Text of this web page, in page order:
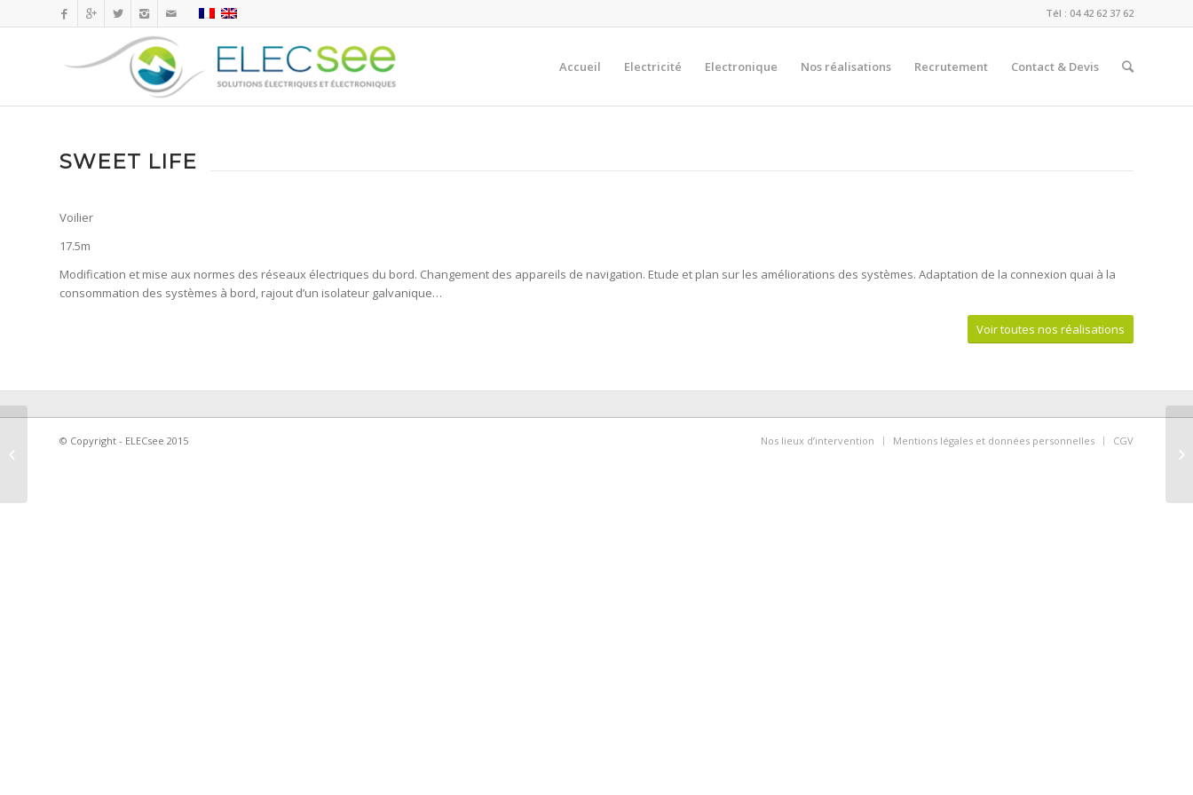
Tél : 04 42 62 37 62
Accueil Electricité Electronique Nos réalisations Recrutement Contact & Devis
SWEET LIFE
Voilier
17.5m
Modification et mise aux normes des réseaux électriques du bord. Changement des appareils de navigation. Etude et plan sur les améliorations des systèmes. Adaptation de la connexion quai à la
consommation des systèmes à bord, rajout d’un isolateur galvanique…
Voir toutes nos réalisations
Sweet Life II -1 Sweet Life II -2
© Copyright - ELECsee 2015 Nos lieux d’intervention Mentions légales et données personnelles CGV